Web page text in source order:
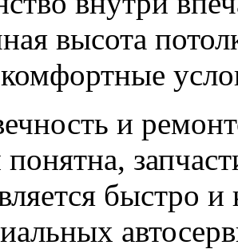
высота
и
понятна,
быстро и